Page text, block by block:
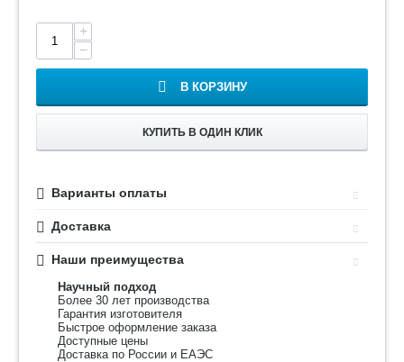
+
−
В КОРЗИНУ
КУПИТЬ В ОДИН КЛИК
Варианты оплаты
Доставка
Наши преимущества
Научный подход
Более 30 лет производства
Гарантия изготовителя
Быстрое оформление заказа
Доступные цены
Доставка по России и ЕАЭС